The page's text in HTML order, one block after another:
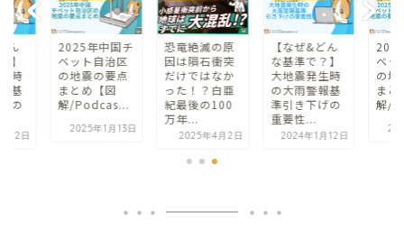
ん
】
時
基
の
12日
2025年中国チ
ベット自治区
の地震の要点
まとめ【図
解/Podcas...
2025年1月13日
恐竜絶滅の原
因は隕石衝突
だけではなか
った！？白亜
紀最後の100
万年...
2025年4月2日
【なぜ&どん
な基準で？】
大地震発生時
の大雨警報基
準引き下げの
重要性...
2024年1月12日
ベッ
の地
まと
解/